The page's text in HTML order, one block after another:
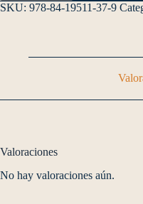
SKU: 978-84-19511-37-9
Valoraciones
No hay valoraciones aún.